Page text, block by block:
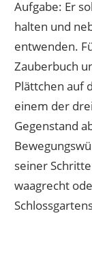
Aufgabe: Er
halten und
entwenden.
Zauberbuch
Plättchen auf
einem der
Gegenstand
seiner
waagrecht